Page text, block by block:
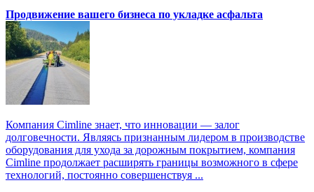
Продвижение вашего бизнеса по укладке асфальта
Компания Cimline знает, что инновации — залог
долговечности. Являясь признанным лидером в производстве
оборудования для ухода за дорожным покрытием, компания
Cimline продолжает расширять границы возможного в сфере
технологий, постоянно совершенствуя ...